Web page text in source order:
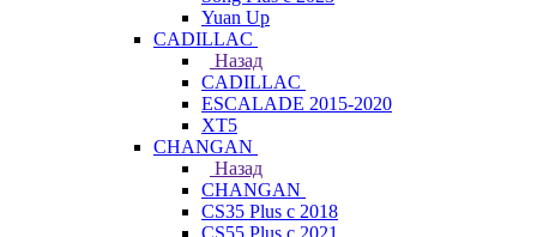
Yuan Up
CADILLAC
Назад
CADILLAC
ESСALADE 2015-2020
XT5
CHANGAN
Назад
CHANGAN
CS35 Plus с 2018
CS55 Plus с 2021